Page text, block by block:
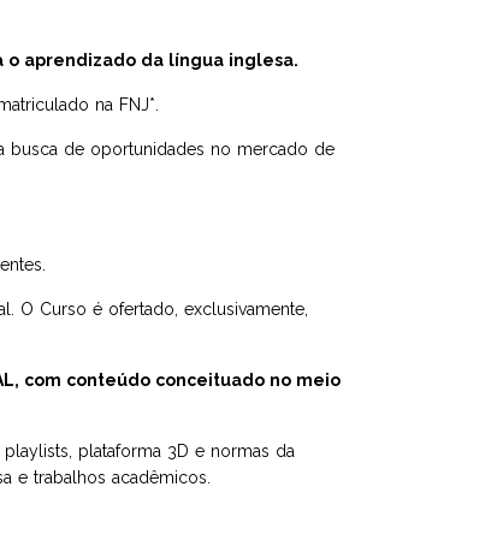
o aprendizado da língua inglesa.
na FNJ*.
busca de oportunidades no mercado de
O Curso é ofertado, exclusivamente,
com conteúdo conceituado no meio
plataforma 3D e normas da
e trabalhos acadêmicos.